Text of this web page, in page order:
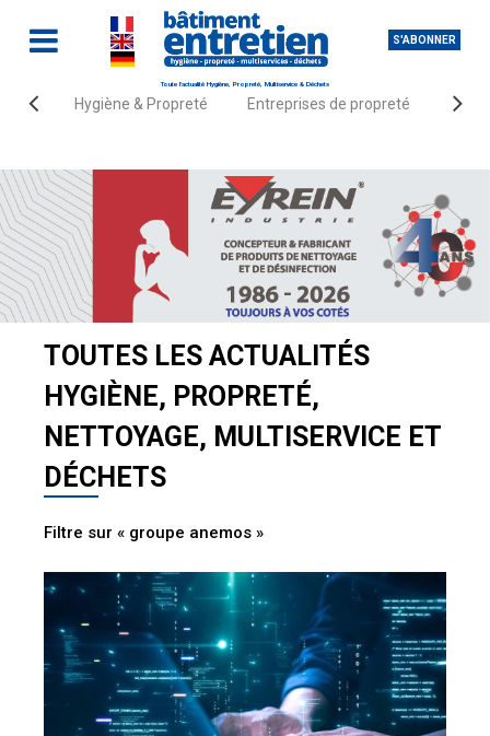
S'ABONNER
Toute l'actualité Hygiène, Propreté, Multiservice & Déchets
Hygiène & Propreté Entreprises de propreté
Accueil Actualités
TOUTES LES ACTUALITÉS
HYGIÈNE, PROPRETÉ,
NETTOYAGE, MULTISERVICE ET
DÉCHETS
Filtre sur « groupe anemos »